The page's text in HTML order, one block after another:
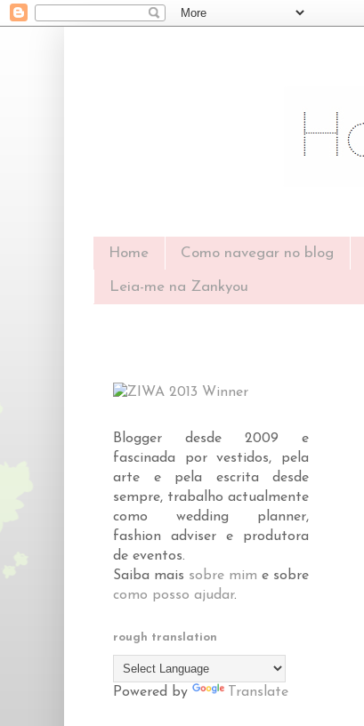
Home Como navegar no blog
Leia-me na Zankyou
Blogger desde 2009 e
fascinada por vestidos, pela
arte e pela escrita desde
sempre, trabalho actualmente
como wedding planner,
fashion adviser e produtora
de eventos.
Saiba mais sobre mim e sobre
como posso ajudar.
rough translation
Powered by Translate